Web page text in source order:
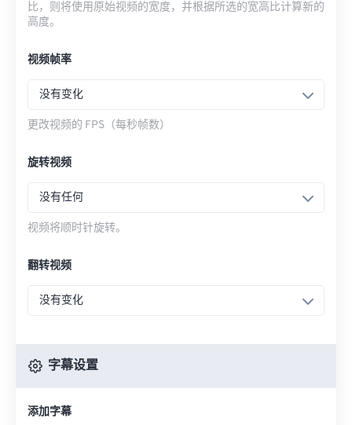
比，则将使用原始视频的宽度，并根据所选的宽高比计算新的
高度。
视频帧率
没有变化
更改视频的 FPS（每秒帧数）
旋转视频
没有任何
视频将顺时针旋转。
翻转视频
没有变化
字幕设置
添加字幕